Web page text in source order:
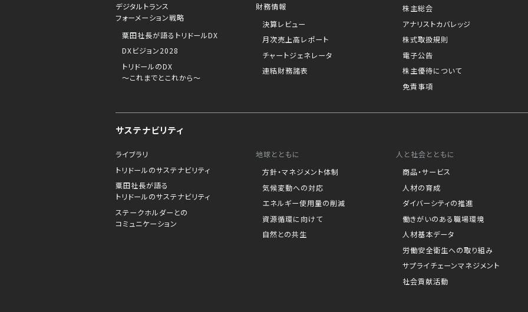
デジタルトランス
フォーメーション戦略
粟田社長が語るトリドールDX
DXビジョン2028
トリドールのDX
～これまでとこれから～
財務情報
決算レビュー
月次売上高レポート
チャートジェネレータ
連結財務諸表
株主総会
アナリストカバレッジ
株式取扱規則
電子公告
株主優待について
免責事項
サステナビリティ
ライブラリ
トリドールのサステナビリティ
粟田社長が語る
トリドールのサステナビリティ
ステークホルダーとの
コミュニケーション
地球とともに
方針・マネジメント体制
気候変動への対応
エネルギー使用量の削減
資源循環に向けて
自然との共生
人と社会とともに
商品・サービス
人材の育成
ダイバーシティの推進
働きがいのある職場環境
人材基本データ
労働安全衛生への取り組み
サプライチェーンマネジメント
社会貢献活動